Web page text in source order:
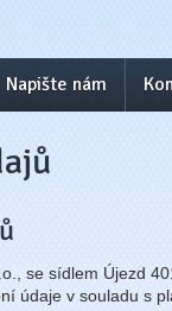
Napište nám
se sídlem Újezd
údaje v souladu s